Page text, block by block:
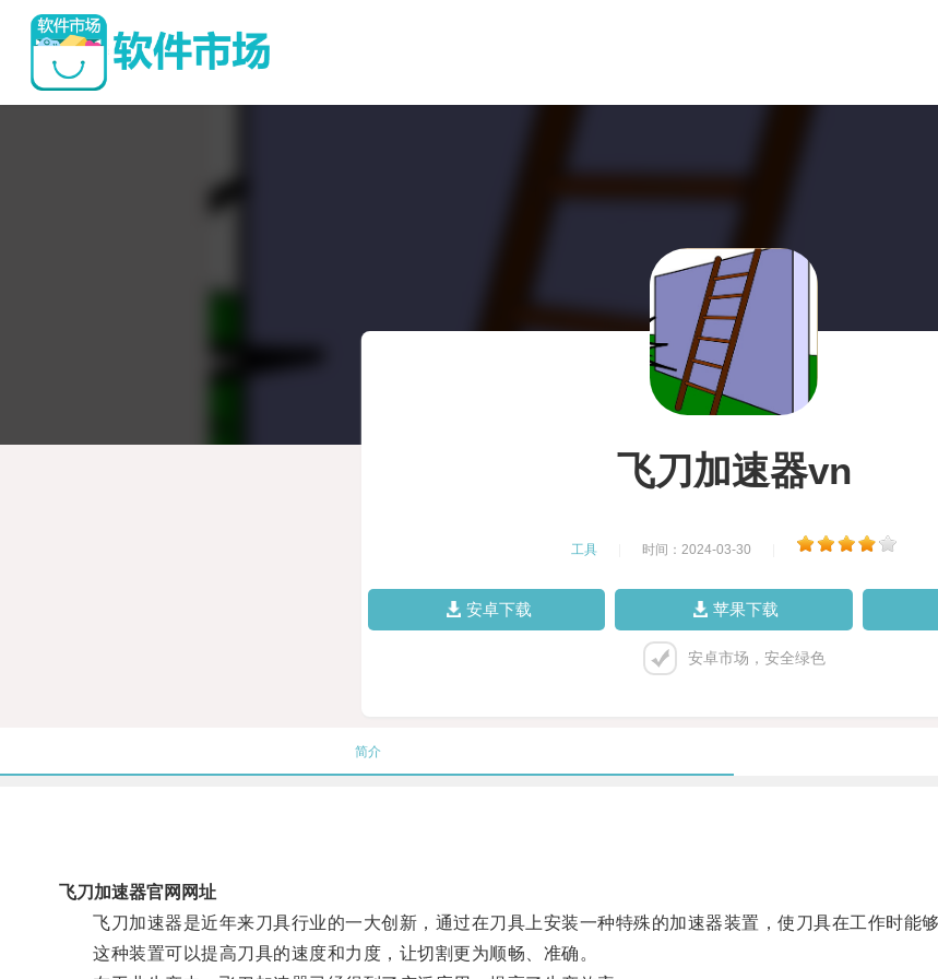
飞刀加速器vn
工具 时间：2024-03-30
安卓下载 苹果下载
安卓市场，安全绿色
简介
飞刀加速器官网网址
飞刀加速器是近年来刀具行业的一大创新，通过在刀具上安装一种特殊的加速器装置，使刀具在工作时能够
这种装置可以提高刀具的速度和力度，让切割更为顺畅、准确。